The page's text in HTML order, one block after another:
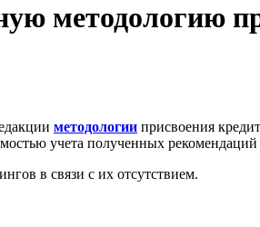
методологию
методологии присвоения
учета полученных
в связи с их отсутствием.